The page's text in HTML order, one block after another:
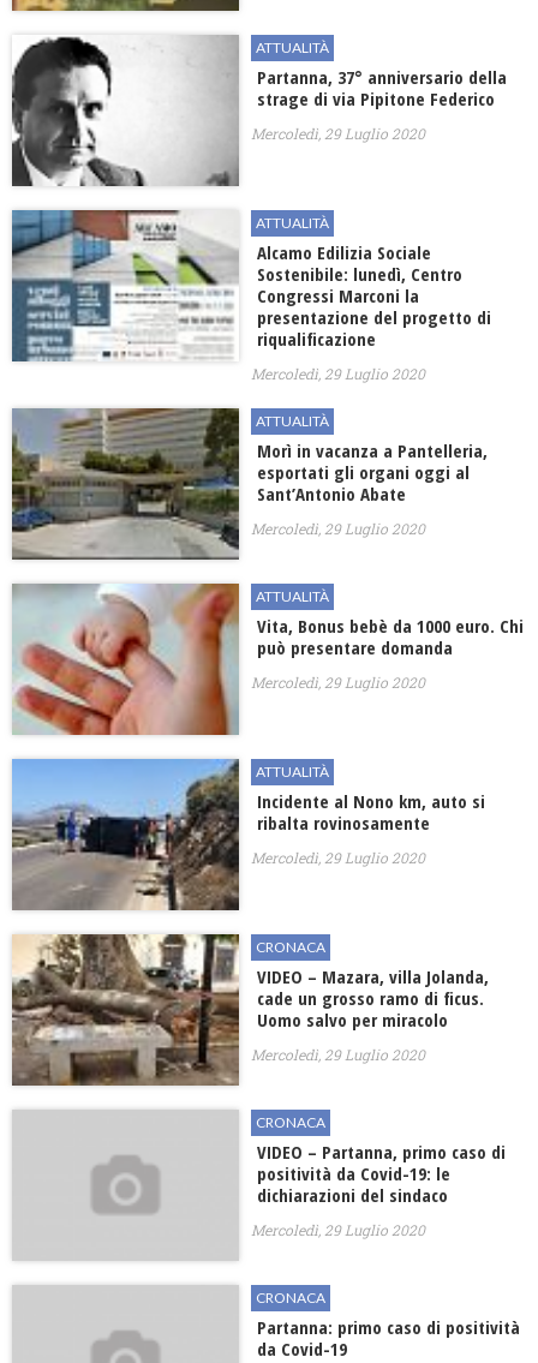
ATTUALITÀ
Partanna, 37° anniversario della
strage di via Pipitone Federico
Mercoledì, 29 Luglio 2020
ATTUALITÀ
Alcamo Edilizia Sociale
Sostenibile: lunedì, Centro
Congressi Marconi la
presentazione del progetto di
riqualificazione
Mercoledì, 29 Luglio 2020
ATTUALITÀ
Morì in vacanza a Pantelleria,
esportati gli organi oggi al
Sant’Antonio Abate
Mercoledì, 29 Luglio 2020
ATTUALITÀ
Vita, Bonus bebè da 1000 euro. Chi
può presentare domanda
Mercoledì, 29 Luglio 2020
ATTUALITÀ
Incidente al Nono km, auto si
ribalta rovinosamente
Mercoledì, 29 Luglio 2020
CRONACA
VIDEO – Mazara, villa Jolanda,
cade un grosso ramo di ficus.
Uomo salvo per miracolo
Mercoledì, 29 Luglio 2020
CRONACA
VIDEO – Partanna, primo caso di
positività da Covid-19: le
dichiarazioni del sindaco
Mercoledì, 29 Luglio 2020
CRONACA
Partanna: primo caso di positività
da Covid-19